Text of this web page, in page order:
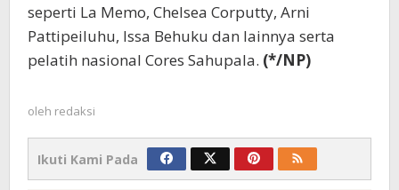
seperti La Memo, Chelsea Corputty, Arni
Pattipeiluhu, Issa Behuku dan lainnya serta
pelatih nasional Cores Sahupala. (*/NP)
oleh redaksi
Ikuti Kami Pada